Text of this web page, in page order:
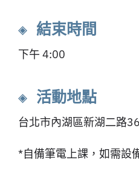
◈ 結束時間
下午 4:00
◈ 活動地點
台北市內湖區新湖二路
*自備筆電上課，如需設